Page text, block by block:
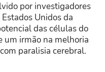
por investigadores
Unidos da
das células do
um irmão na melhoria
paralisia cerebral.